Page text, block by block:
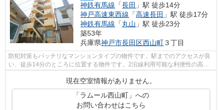
神鉄有馬線 「長田 」駅 徒歩14分
神戸高速東西線 「高速長田 」駅 徒歩17分
神鉄有馬線 「丸山 」駅 徒歩23分
築53年
兵庫県神戸市長田区西山町３丁目
防犯対策もバッチリなマンションタイプの物件です。駅までのアクセスが良
い、徒歩14分のところに位置する物件です。2沿線利用可能な利便性の高い
物件です。多くの方がこだわる、陽の当...
現在空室情報がありません。
「ラムール西山町」への
お問い合わせはこちら